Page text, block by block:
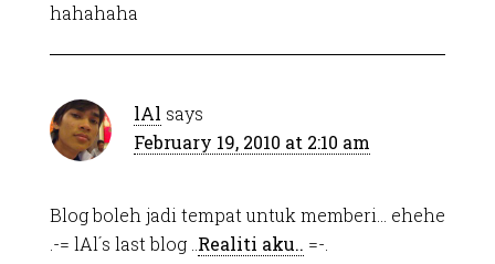
hahahaha
lAl says
February 19, 2010 at 2:10 am
Blog boleh jadi tempat untuk memberi… ehehe
.-= lAl´s last blog .. Realiti aku.. =-.